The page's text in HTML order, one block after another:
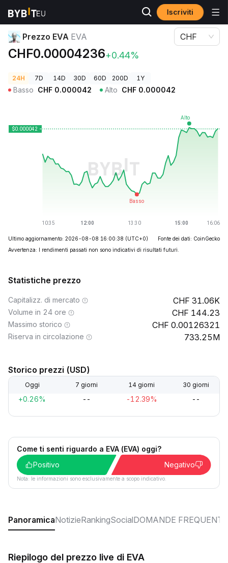
Iscriviti
Prezzi Crypto
Prezzo EVA EVA
CHF0.00004236+0.44%
CHF
24H 7D 14D 30D 60D 200D 1Y
Basso CHF 0.000042 Alto CHF 0.000042
Ultimo aggiornamento: 2026-08-08 16:00:38 (UTC+0)
Fonte dei dati: CoinGecko
Avvertenza: I rendimenti passati non sono indicativi di risultati futuri.
Statistiche prezzo
Capitalizz. di mercato 31.06K
Volume in 24 ore 144.23
Massimo storico 0.00126321
Riserva in circolazione 733.25M
Storico prezzi (USD)
Oggi 7 giorni 14 giorni 30 giorni
+0.26% -- -12.39% --
Come ti senti riguardo a EVA (EVA) oggi?
Positivo
Negativo
Nota: le informazioni sono esclusivamente a scopo indicativo.
PanoramicaNotizieRankingSocialDOMANDE FREQUENTI
Riepilogo del prezzo live di EVA